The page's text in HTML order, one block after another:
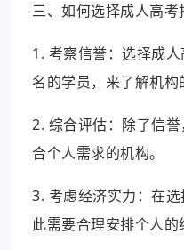
三、如何选择成人高考
1. 考察信誉：选择成
名的学员，来了解机构
2. 综合评估：除了信
合个人需求的机构。
3. 考虑经济实力：在
此需要合理安排个人的